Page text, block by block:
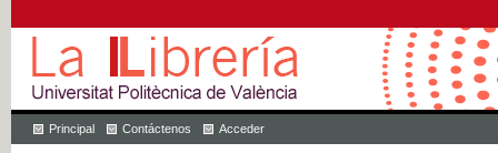
Principal Contáctenos Acceder